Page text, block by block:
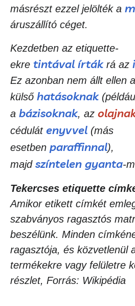
másrészt ezzel jelölték a
áruszállító céget.
Kezdetben az etiquette-
ekre tintával írtákrá az
Ez azonban nem állt ellen a
külső hatásoknak
a bázisoknak, az
cédulát enyvvel (más
esetben paraffinnal),
majd színtelen gyanta-
Tekercses etiquette
Amikor etikett címkét
szabványos ragasztós
beszélünk. Minden
ragasztója, és közvetlenül
termékekre vagy felületre
részlet, Forrás: Wikipédia